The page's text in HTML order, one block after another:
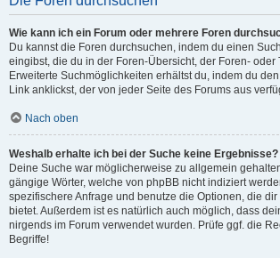
Wie kann ich ein Forum oder mehrere Foren
Du kannst die Foren durchsuchen, indem du einen
eingibst, die du in der Foren-Übersicht, der Foren- oder
Erweiterte Suchmöglichkeiten erhältst du, indem du den
Link anklickst, der von jeder Seite des Forums aus
Nach oben
Weshalb erhalte ich bei der Suche keine Ergebnisse?
Deine Suche war möglicherweise zu allgemein
gängige Wörter, welche von phpBB nicht indiziert
spezifischere Anfrage und benutze die Optionen, die
bietet. Außerdem ist es natürlich auch möglich, dass
nirgends im Forum verwendet wurden. Prüfe ggf. die
Begriffe!